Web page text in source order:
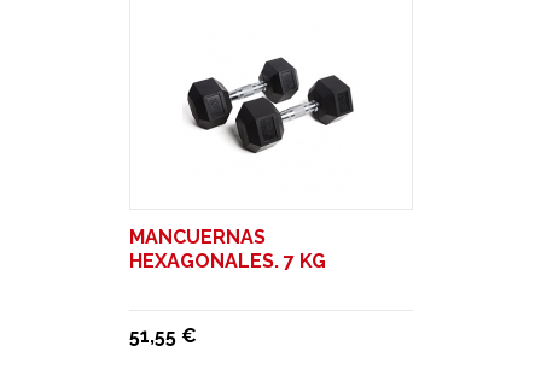
MANCUERNAS
HEXAGONALES. 7 KG
51,55 €